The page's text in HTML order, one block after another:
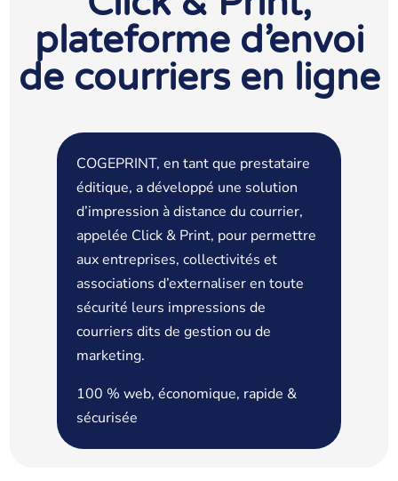
plateforme d’envoi
de courriers en ligne
COGEPRINT, en tant que prestataire
éditique, a développé une solution
d’impression à distance du courrier,
appelée Click & Print, pour permettre
aux entreprises, collectivités et
associations d’externaliser en toute
sécurité leurs impressions de
courriers dits de gestion ou de
marketing.
100 % web, économique, rapide &
sécurisée